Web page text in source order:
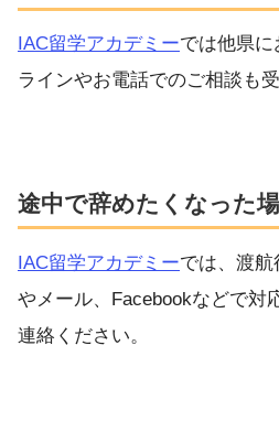
IAC留学アカデミーでは他県
ラインやお電話でのご相談も
途中で辞めたくなった
IAC留学アカデミーでは、渡
やメール、Facebookなどで対
連絡ください。